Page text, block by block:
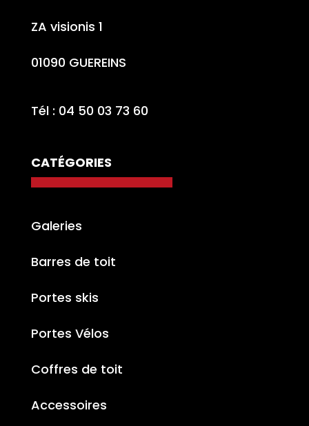
ZA visionis 1
01090 GUEREINS
Tél : 04 50 03 73 60
CATÉGORIES
Galeries
Barres de toit
Portes skis
Portes Vélos
Coffres de toit
Accessoires